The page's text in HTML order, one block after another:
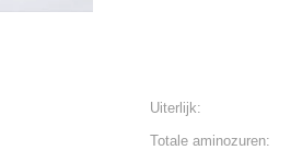
Uiterlijk:
Totale aminozuren: